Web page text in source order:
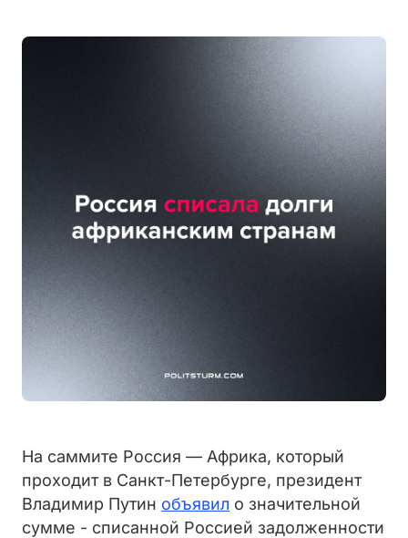
На саммите Россия — Африка, который
проходит в Санкт-Петербурге, президент
Владимир Путин объявил о значительной
сумме - списанной Россией задолженности